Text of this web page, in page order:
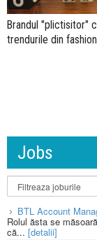
Brandul "plictisitor"
trendurile din fashion
Jobs
BTL Account
Rolul ăsta se
că... [detalii]